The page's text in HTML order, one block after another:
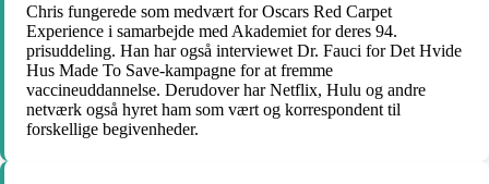
Chris fungerede som medvært for Oscars Red Carpet
Experience i samarbejde med Akademiet for deres 94.
prisuddeling. Han har også interviewet Dr. Fauci for Det Hvide
Hus Made To Save-kampagne for at fremme
vaccineuddannelse. Derudover har Netflix, Hulu og andre
netværk også hyret ham som vært og korrespondent til
forskellige begivenheder.